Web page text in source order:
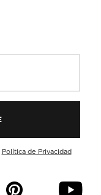
Política de Privacidad
p y